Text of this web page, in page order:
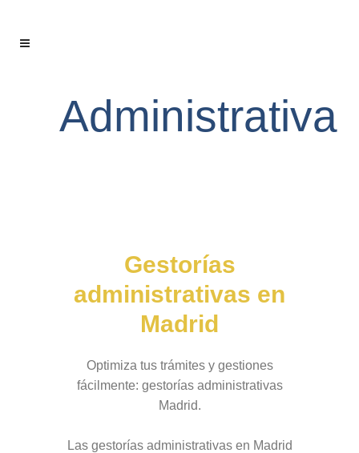
Administrativa
Gestorías
administrativas en
Madrid
Optimiza tus trámites y gestiones
fácilmente: gestorías administrativas
Madrid.
Las gestorías administrativas en Madrid